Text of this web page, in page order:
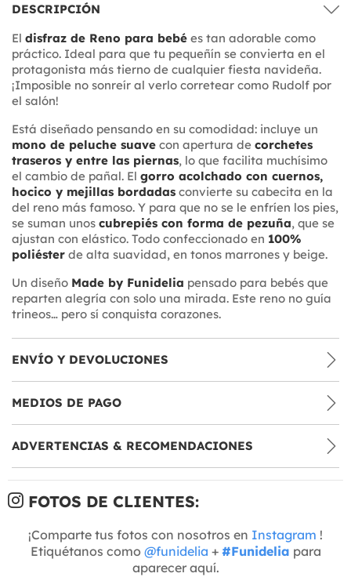
DESCRIPCIÓN
El disfraz de Reno para bebé es tan adorable como
práctico. Ideal para que tu pequeñín se convierta en el
protagonista más tierno de cualquier fiesta navideña.
¡Imposible no sonreír al verlo corretear como Rudolf por
el salón!
Está diseñado pensando en su comodidad: incluye un
mono de peluche suave con apertura de corchetes
traseros y entre las piernas, lo que facilita muchísimo
el cambio de pañal. El gorro acolchado con cuernos,
hocico y mejillas bordadas convierte su cabecita en la
del reno más famoso. Y para que no se le enfríen los pies,
se suman unos cubrepiés con forma de pezuña, que se
ajustan con elástico. Todo confeccionado en 100%
poliéster de alta suavidad, en tonos marrones y beige.
Un diseño Made by Funidelia pensado para bebés que
reparten alegría con solo una mirada. Este reno no guía
trineos… pero sí conquista corazones.
ENVÍO Y DEVOLUCIONES
MEDIOS DE PAGO
ADVERTENCIAS & RECOMENDACIONES
FOTOS DE CLIENTES:
¡Comparte tus fotos con nosotros en Instagram !
Etiquétanos como @funidelia + #Funidelia para
aparecer aquí.